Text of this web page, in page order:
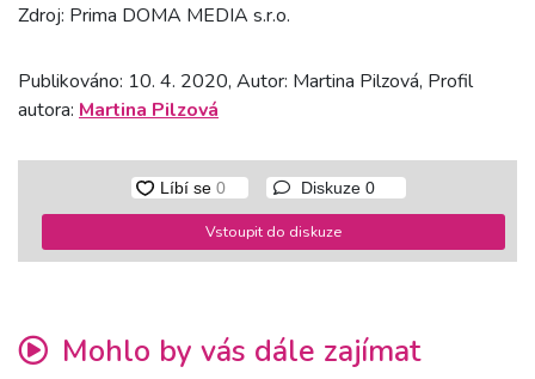
Zdroj: Prima DOMA MEDIA s.r.o.
Publikováno: 10. 4. 2020, Autor: Martina Pilzová, Profil
autora: Martina Pilzová
Diskuze 0
Vstoupit do diskuze
Mohlo by vás dále zajímat